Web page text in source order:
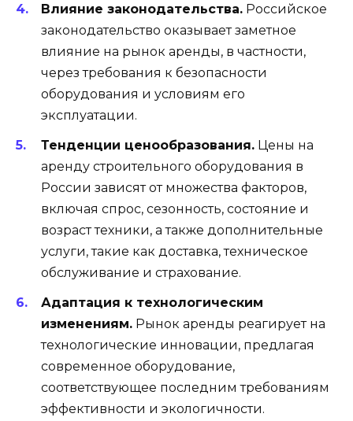
Влияние законодательства. Российское
законодательство оказывает заметное
влияние на рынок аренды, в частности,
через требования к безопасности
оборудования и условиям его
эксплуатации.
Тенденции ценообразования. Цены на
аренду строительного оборудования в
России зависят от множества факторов,
включая спрос, сезонность, состояние и
возраст техники, а также дополнительные
услуги, такие как доставка, техническое
обслуживание и страхование.
Адаптация к технологическим
изменениям. Рынок аренды реагирует на
технологические инновации, предлагая
современное оборудование,
соответствующее последним требованиям
эффективности и экологичности.